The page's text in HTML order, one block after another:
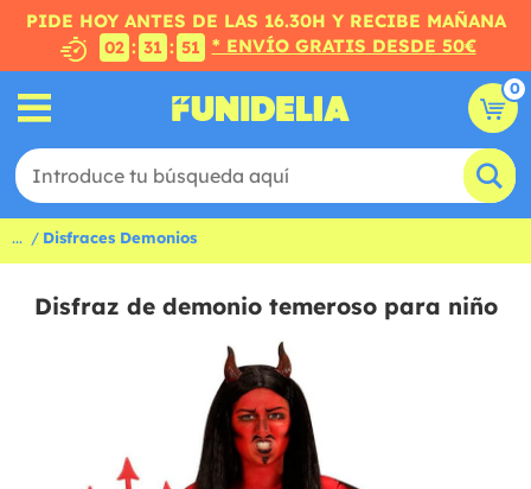
PIDE HOY ANTES DE LAS 16.30H Y RECIBE MAÑANA
02 : 31 : 50 * ENVÍO GRATIS DESDE 50€
0
... Disfraces Demonios
Disfraz de demonio temeroso para niño